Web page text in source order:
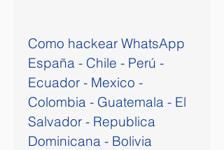
Como hackear WhatsApp
España - Chile - Perú -
Ecuador - Mexico -
Colombia - Guatemala - El
Salvador - Republica
Dominicana - Bolivia